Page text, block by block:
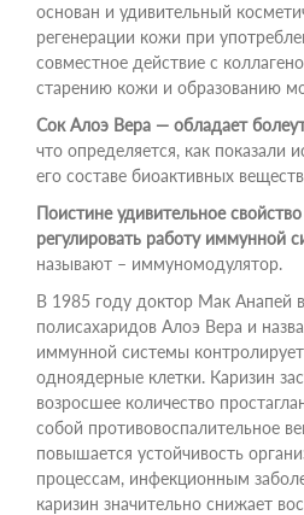
основан и удивительный
регенерации кожи при
совместное действие с
старению кожи и образованию
Сок Алоэ Вера — обладает
что определяется, как показали
его составе биоактивных
Поистине удивительное
регулировать работу иммунной
называют – иммуномодулятор.
В 1985 году доктор Мак Анапей
полисахаридов Алоэ Вера и
иммунной системы
одноядерные клетки. Каризин
возросшее количество
собой противовоспалительное
повышается устойчивость
процессам, инфекционным
каризин значительно снижает